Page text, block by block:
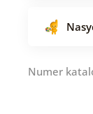
Numer